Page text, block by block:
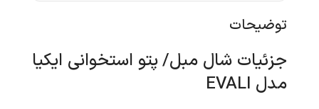
توضیحات
جزئیات شال مبل/ پتو استخوانی ایکیا
مدل EVALI